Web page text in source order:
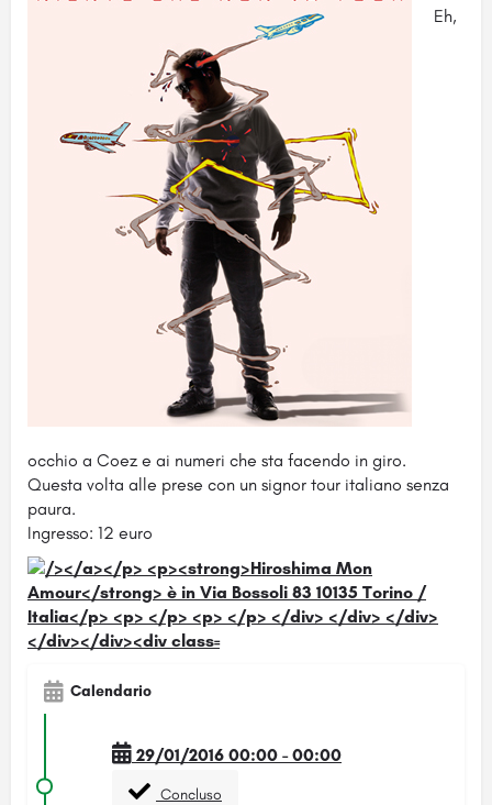
Eh,
occhio a Coez e ai numeri che sta facendo in giro.
Questa volta alle prese con un signor tour italiano senza
paura.
Ingresso: 12 euro
Calendario
29/01/2016 00:00 - 00:00
Concluso